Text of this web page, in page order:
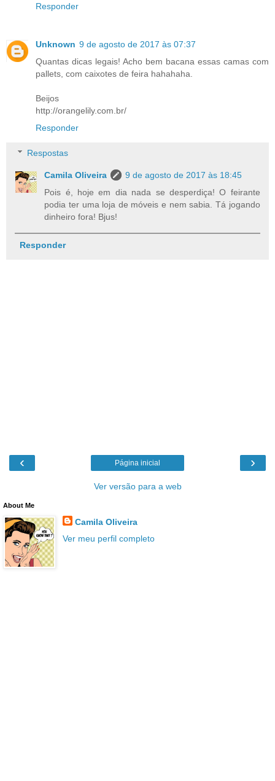
Responder
Unknown 9 de agosto de 2017 às 07:37
Quantas dicas legais! Acho bem bacana essas camas com
pallets, com caixotes de feira hahahaha.
Beijos
http://orangelily.com.br/
Responder
Respostas
Camila Oliveira
9 de agosto de 2017 às 18:45
Pois é, hoje em dia nada se desperdiça! O feirante
podia ter uma loja de móveis e nem sabia. Tá jogando
dinheiro fora! Bjus!
Responder
‹ ›
Página inicial
Ver versão para a web
About Me
Camila Oliveira
Ver meu perfil completo